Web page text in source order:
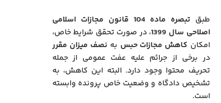
طبق
تبصره ماده 104 قانون مجازات اسلامی
اصلاحی سال 1399
، در صورت تحقق شرایط خاص،
امکان کاهش مجازات حبس به نصف میزان مقرر
در برخی از جرائم علیه عفت عمومی از جمله
تحریف محتوا وجود دارد. البته این کاهش، به
تشخیص دادگاه و وضعیت خاص پرونده وابسته
است.